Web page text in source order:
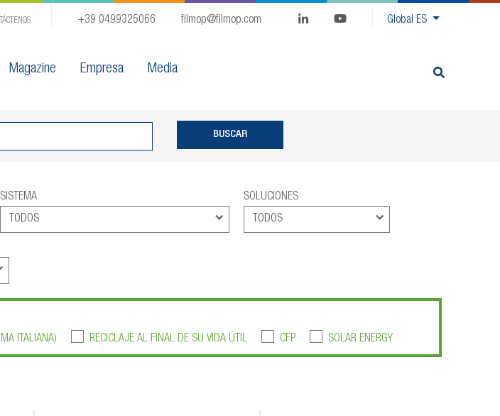
GlobalES
+39 0499325066 filmop@filmop.com
Magazine Empresa Media
SISTEMA SOLUCIONES
ITALIANA) RECICLAJE AL FINAL DE SU VIDA ÚTIL CFP SOLAR ENERGY